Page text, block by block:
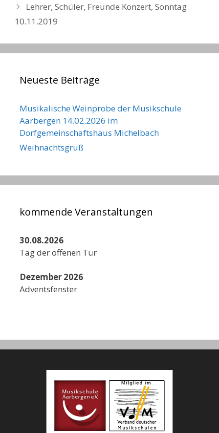
Lehrer, Schüler, Freunde Konzert, Sonntag
10.11.2019
Neueste Beiträge
Musikalische Weinprobe der Musikschule
Aarbergen 14.02.2026 im
Dorfgemeinschaftshaus Michelbach
Weihnachtsgruß
kommende Veranstaltungen
30.08.2026
Tag der offenen Tür
Dezember 2026
Adventsfenster